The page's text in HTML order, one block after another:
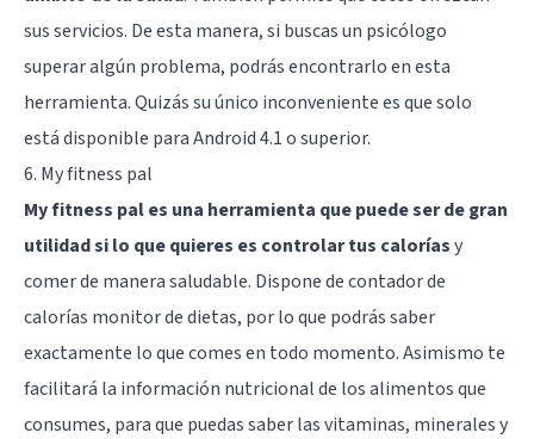
sus servicios. De esta manera, si buscas un psicólogo
superar algún problema, podrás encontrarlo en esta
herramienta. Quizás su único inconveniente es que solo
está disponible para Android 4.1 o superior.
6. My fitness pal
My fitness pal es una herramienta que puede ser de gran
utilidad si lo que quieres es controlar tus caloríasy
comer de manera saludable. Dispone de contador de
calorías monitor de dietas, por lo que podrás saber
exactamente lo que comes en todo momento. Asimismo te
facilitará la información nutricional de los alimentos que
consumes, para que puedas saber las vitaminas, minerales y